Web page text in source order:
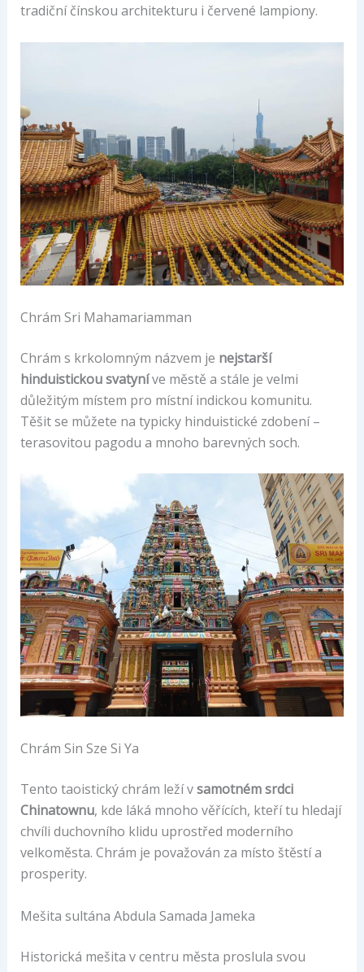
tradiční čínskou architekturu i červené lampiony.
Chrám Sri Mahamariamman
Chrám s krkolomným názvem je nejstarší
hinduistickou svatyníve městě a stále je velmi
důležitým místem pro místní indickou komunitu.
Těšit se můžete na typicky hinduistické zdobení –
terasovitou pagodu a mnoho barevných soch.
Chrám Sin Sze Si Ya
Tento taoistický chrám leží vsamotném srdci
Chinatownu, kde láká mnoho věřících, kteří tu hledají
chvíli duchovního klidu uprostřed moderního
velkoměsta. Chrám je považován za místo štěstí a
prosperity.
Mešita sultána Abdula Samada Jameka
Historická mešita v centru města proslula svou